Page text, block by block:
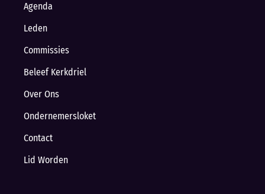
Agenda
Leden
Commissies
Beleef Kerkdriel
Over Ons
Ondernemersloket
Contact
Lid Worden